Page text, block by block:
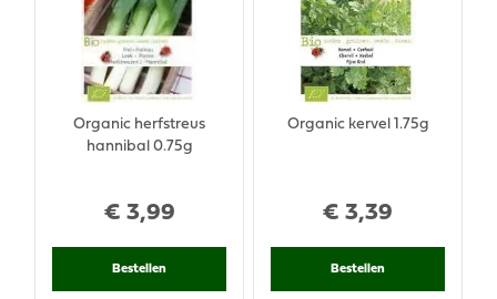
€ 3,99
Organic herfstreus
hannibal 0.75g
Bestellen
€ 3,39
Organic kervel 1.75g
Bestellen